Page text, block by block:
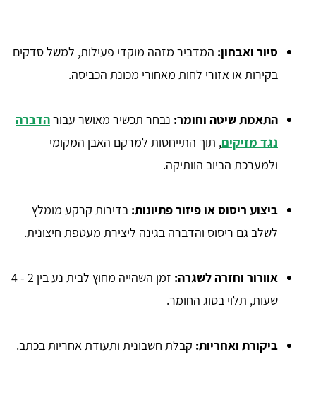
סיור ואבחון: המדביר מזהה מוקדי פעילות, למשל סדקים
בקירות או אזורי לחות מאחורי מכונת הכביסה.
התאמת שיטה וחומר: נבחר תכשיר מאושר עבורהדברה
נגד מזיקים, תוך התייחסות למרקם האבן המקומי
ולמערכת הביוב הוותיקה.
ביצוע ריסוס או פיזור פתיונות: בדירות קרקע מומלץ
לשלב גם ריסוס והדברה בגינה ליצירת מעטפת חיצונית.
אוורור וחזרה לשגרה:
זמן השהייה מחוץ לבית נע בין 2 - 4
שעות, תלוי בסוג החומר.
ביקורת ואחריות: קבלת חשבונית ותעודת אחריות בכתב.